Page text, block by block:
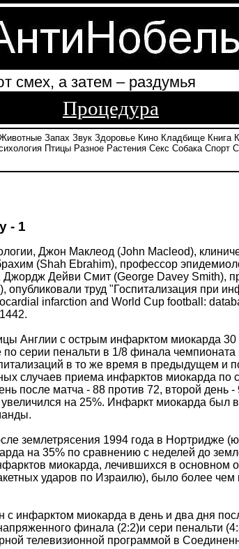
смех, а затем – раздумья
Процедура
Запах Звук Здоровье Кино Кладбище Книга
Птицы Разное Растения Секс Собака Спорт
- 1
Джон Маклеод (John Macleod),
(Shah Ebrahim), профессор
Джордж Дейви Смит (George Davey Smith),
труд "Госпитализация при
infarction and World Cup football:
Англии с острым инфарктом миокарда
серии пенальти в 1/8 финала
в то же время в предыдущем и
случаев приема инфарктов миокарда
после матча - 88 против 72, второй день -
на 25%. Инфаркт миокарда
землетрясения 1994 года в Нортридже
на 35% по сравнению с неделей до
миокарда, лечившихся в основном
ударов по Израилю), было более
с инфарктом миокарда в день и два дня
финала (2:2)и сери пенальти
телевизионной программой в